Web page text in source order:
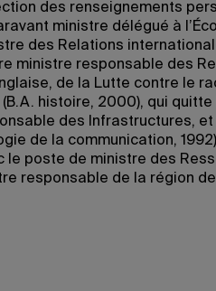
des renseignements
ministre délégué à
des Relations
ministre responsable des
de la Lutte contre le
histoire, 2000), qui quitte
des Infrastructures,
de la communication,
le poste de ministre des
responsable de la région